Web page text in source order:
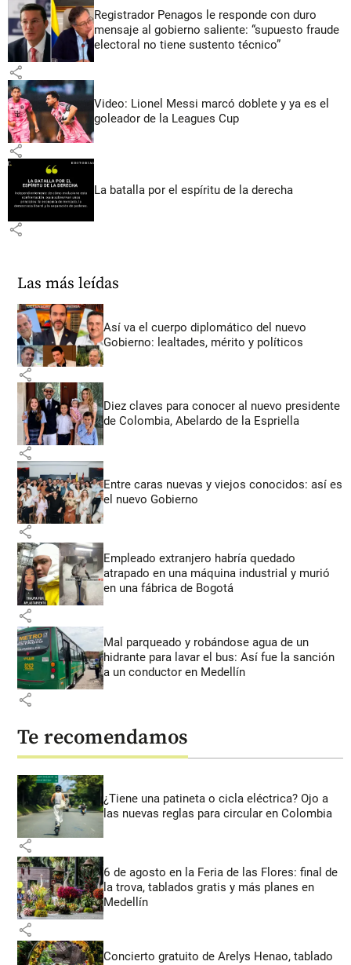
Registrador Penagos le responde con duro
mensaje al gobierno saliente: “supuesto fraude
electoral no tiene sustento técnico”
share
Video: Lionel Messi marcó doblete y ya es el
goleador de la Leagues Cup
share
La batalla por el espíritu de la derecha
share
Las más leídas
Así va el cuerpo diplomático del nuevo
Gobierno: lealtades, mérito y políticos
share
Diez claves para conocer al nuevo presidente
de Colombia, Abelardo de la Espriella
share
Entre caras nuevas y viejos conocidos: así es
el nuevo Gobierno
share
Empleado extranjero habría quedado
atrapado en una máquina industrial y murió
en una fábrica de Bogotá
share
Mal parqueado y robándose agua de un
hidrante para lavar el bus: Así fue la sanción
a un conductor en Medellín
share
Te recomendamos
¿Tiene una patineta o cicla eléctrica? Ojo a
las nuevas reglas para circular en Colombia
share
6 de agosto en la Feria de las Flores: final de
la trova, tablados gratis y más planes en
Medellín
share
Concierto gratuito de Arelys Henao, tablado